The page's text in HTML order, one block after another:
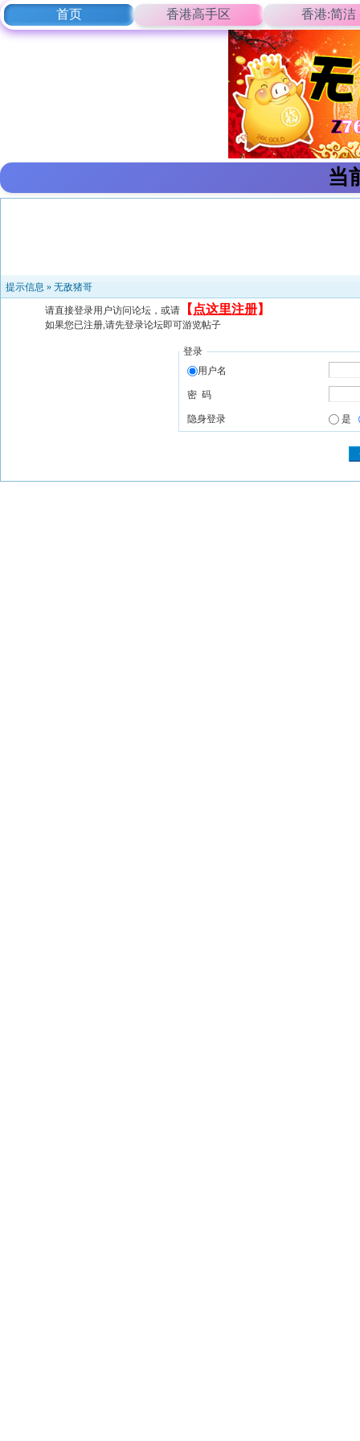
首页 香港高手区 香港:简洁
当
提示信息 » 无敌猪哥
请直接登录用户访问论坛，或请 【 点这里注册】
如果您已注册,请先登录论坛即可游览帖子
登录
用户名
密 码
隐身登录 是